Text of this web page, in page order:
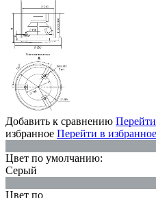
Добавить к сравнению
избранное Перейти в избранное
Цвет по умолчанию:
Серый
Цвет по